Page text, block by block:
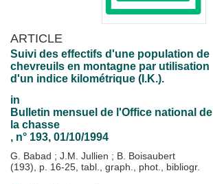
ARTICLE
Suivi des effectifs d'une population de
chevreuils en montagne par utilisation
d'un indice kilométrique (I.K.).
in
Bulletin mensuel de l'Office national de
la chasse
, n° 193, 01/10/1994
G. Babad ; J.M. Jullien ; B. Boisaubert
(193), p. 16-25, tabl., graph., phot., bibliogr.